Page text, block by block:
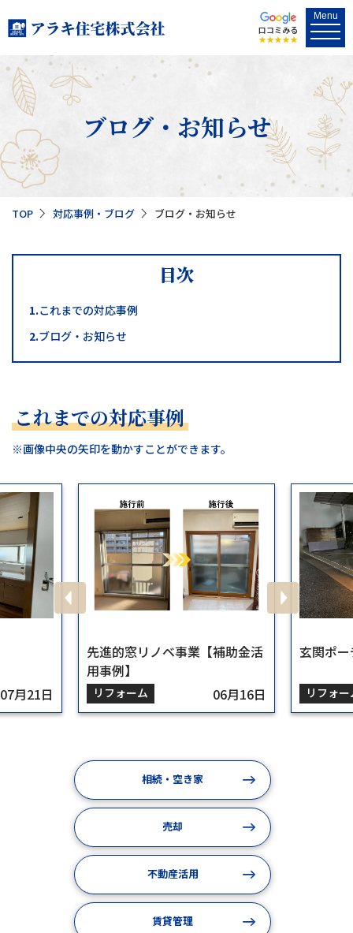
口コミみる
★★★★★
ブログ・お知らせ
TOP 対応事例・ブログ ブログ・お知らせ
目次
1.これまでの対応事例
2.ブログ・お知らせ
これまでの対応事例
※画像中央の矢印を動かすことができます。
07月21日
先進的窓リノベ事業【補助金活
用事例】
リフォーム 06月16日
玄関ポ
リフォー
相続・空き家
売却
不動産活用
賃貸管理